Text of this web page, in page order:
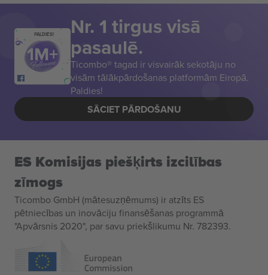
PALDIES! Nr. 1 tirgus visā
pasaulē.
Ticombo® tagad ir visvairāk sekotāju no
visām tālākpārdošanas platformām Eiropā.
Paldies!
SĀCIET PĀRDOŠANU
ES Komisijas piešķirts izcilības
zīmogs
Ticombo GmbH (mātesuzņēmums) ir atzīts ES
pētniecības un inovāciju finansēšanas programmā
"Apvārsnis 2020", par savu priekšlikumu Nr. 782393.